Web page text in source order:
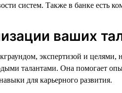
систем. Также в банке есть
ваших
экспертизой и
талантами. Она помогает
для карьерного развития.